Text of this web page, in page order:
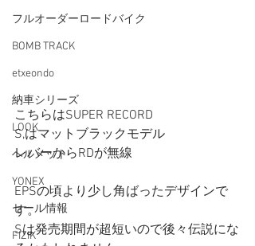
フルオーダーロードバイク
BOMB TRACK
etxeondo
納車シリーズ
LOOK
ヘルメット
YONEX
セール情報
FIZIK
こちらはSUPER RECORD
S,はマットブラックモデル
レバーからRDが無線
EPSの頃より少し角ばったデザインで
す。
Sは発売期間が超短いので後々伝説にな